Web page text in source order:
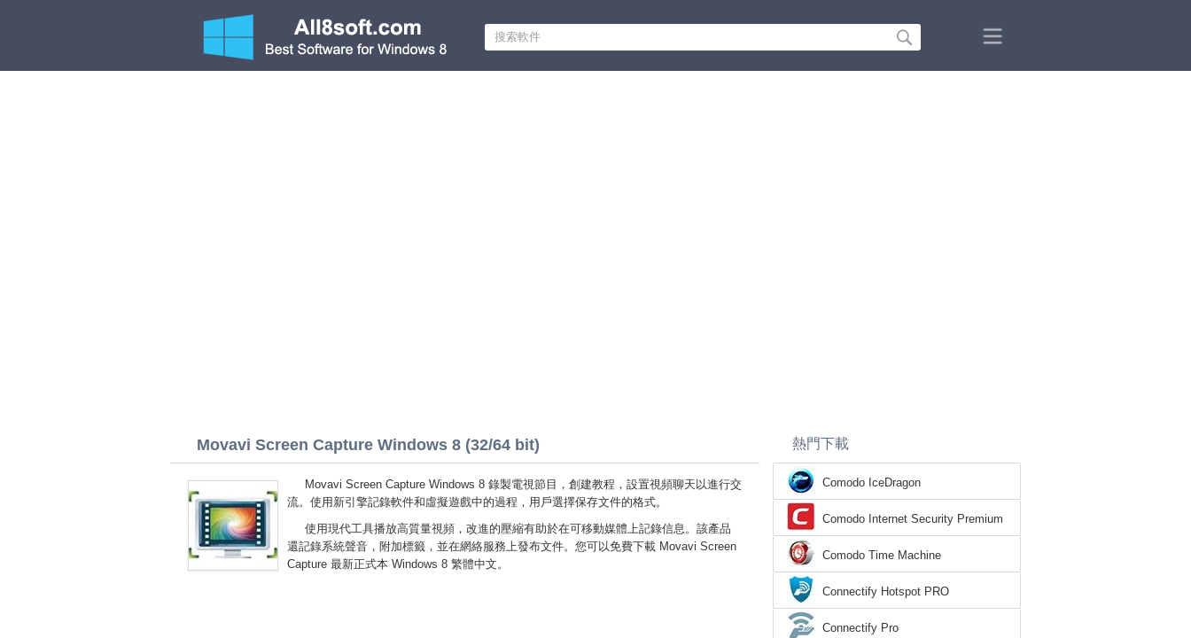
Movavi Screen Capture Windows 8 (32/64 bit)
Movavi Screen Capture Windows 8 錄製電視節目，創建教程，設置視頻聊天以進行交
流。使用新引擎記錄軟件和虛擬遊戲中的過程，用戶選擇保存文件的格式。
使用現代工具播放高質量視頻，改進的壓縮有助於在可移動媒體上記錄信息。該產品
還記錄系統聲音，附加標籤，並在網絡服務上發布文件。您可以免費下載 Movavi Screen
Capture 最新正式本 Windows 8 繁體中文。
熱門下載
Comodo IceDragon
Comodo Internet Security Premium
Comodo Time Machine
Connectify Hotspot PRO
Connectify Pro